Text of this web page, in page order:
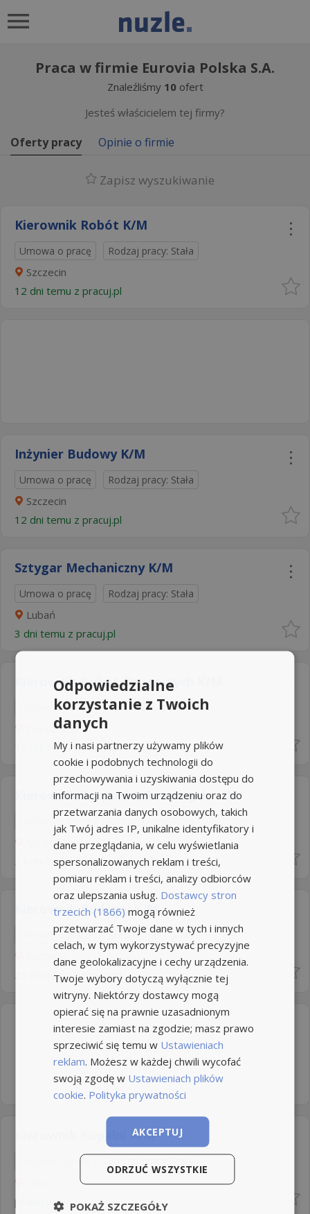
Praca w firmie Eurovia Polska S.A.
Znaleźliśmy 10 ofert
Jesteś właścicielem tej firmy?
Oferty pracy Opinie o firmie
Zapisz wyszukiwanie
Kierownik Robót K/M
Umowa o pracę Rodzaj pracy: Stała
Szczecin
12 dni temu z pracuj.pl
Inżynier Budowy K/M
Umowa o pracę Rodzaj pracy: Stała
Szczecin
12 dni temu z pracuj.pl
Sztygar Mechaniczny K/M
Umowa o pracę Rodzaj pracy: Stała
Lubań
3 dni temu z pracuj.pl
Kierownik Robót Drogowych K/M
Umowa o pracę Rodzaj pracy: Stała
Warszawa
15 dni temu zpracuj.pl
Kierownik Zespołów Roboczych K/M
Umowa o pracę Rodzaj pracy: Stała
Mysłowice
24 dni temu zpracuj.pl
Kierownik Budowy K/M
Umowa o pracę Rodzaj pracy: Stała
Szczecin
25 dni temu zpracuj.pl
Kierownik Kopalni K/M
Umowa o pracę Rodzaj pracy: Stała
pracuj.pl
Odpowiedzialne
korzystanie z Twoich
danych
My i nasi partnerzy używamy plików
cookie i podobnych technologii do
przechowywania i uzyskiwania dostępu do
informacji na Twoim urządzeniu oraz do
przetwarzania danych osobowych, takich
jak Twój adres IP, unikalne identyfikatory i
dane przeglądania, w celu wyświetlania
spersonalizowanych reklam i treści,
pomiaru reklam i treści, analizy odbiorców
oraz ulepszania usług. Dostawcy stron
trzecich (1866) mogą również
przetwarzać Twoje dane w tych i innych
celach, w tym wykorzystywać precyzyjne
dane geolokalizacyjne i cechy urządzenia.
Twoje wybory dotyczą wyłącznie tej
witryny. Niektórzy dostawcy mogą
opierać się na prawnie uzasadnionym
interesie zamiast na zgodzie; masz prawo
sprzeciwić się temu w Ustawieniach
reklam. Możesz w każdej chwili wycofać
swoją zgodę w Ustawieniach plików
cookie. Polityka prywatności
AKCEPTUJ
ODRZUĆ WSZYSTKIE
POKAŻ SZCZEGÓŁY